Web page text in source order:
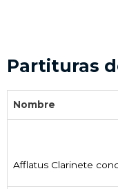
Partituras
Nombre
Afflatus Clarinete